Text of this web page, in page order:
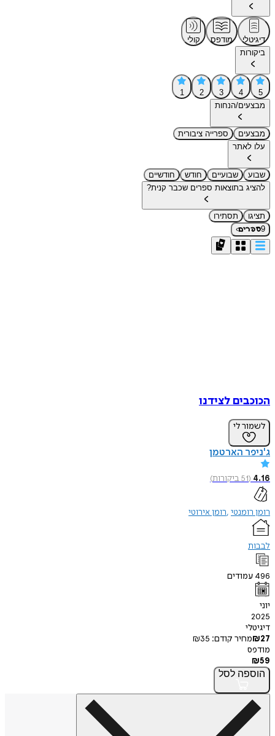
דיגיטלי מודפס
קולי
ביקורות
5
4
3
2
1
מבצעים/הנחות
מבצעים
ספרייה ציבורית
עלו לאתר
שבוע שבועיים חודש
חודשיים
להציג בתוצאות ספרים שכבר קנית?
תציגו
תסתירו
9ספרים›
הכוכבים לצידנו
לשמור לי
ג'ניפר הארטמן
4.16
(
51ביקורות)
רומן רומנטי רומן אירוטי
לבבות
496 עמודים
יוני
2025
דיגיטלי
₪27 מחיר קודם: ₪35
מודפס
₪59
הוספה לסל